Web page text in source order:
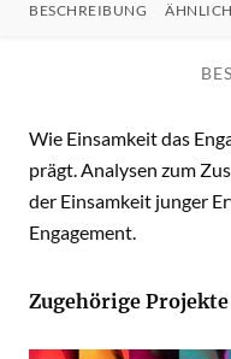
BESCHREIBUNG
Wie Einsamkeit das
prägt. Analysen zum
der Einsamkeit junger
Engagement.
Zugehörige Projekte